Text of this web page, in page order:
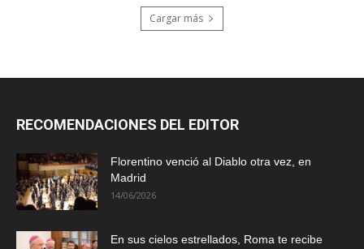
Cargar más
RECOMENDACIONES DEL EDITOR
Florentino venció al Diablo otra vez, en
Madrid
14/06/2026
En sus cielos estrellados, Roma te recibe